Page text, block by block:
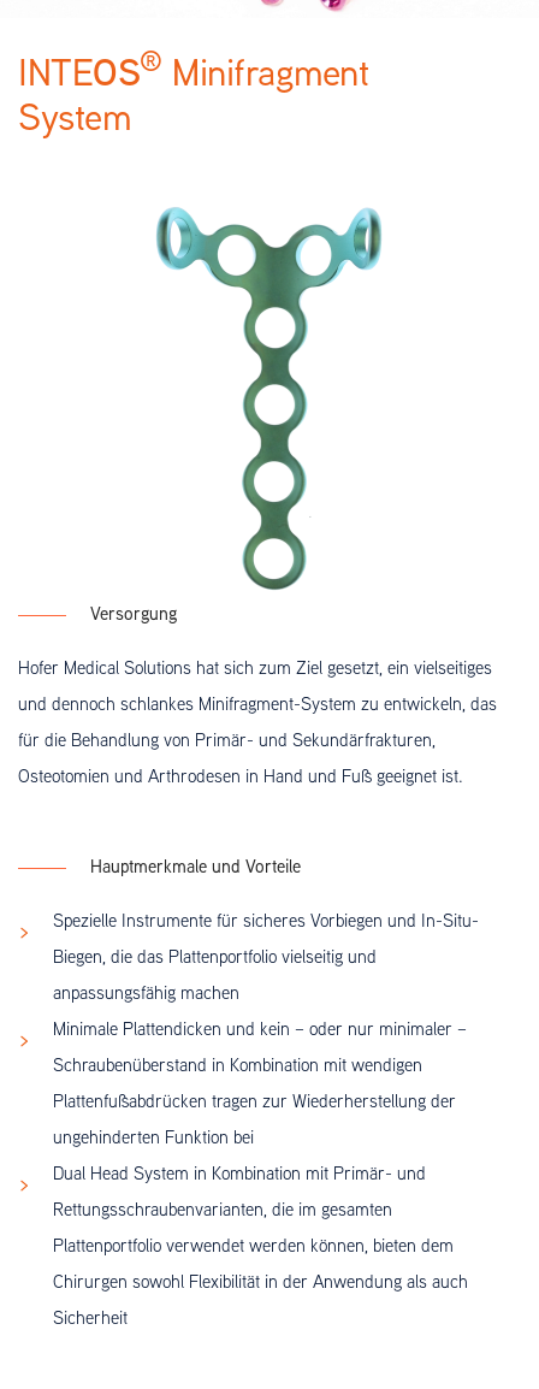
INTEOS® Minifragment
System
Versorgung
Hofer Medical Solutions hat sich zum Ziel gesetzt, ein vielseitiges
und dennoch schlankes Minifragment-System zu entwickeln, das
für die Behandlung von Primär- und Sekundärfrakturen,
Osteotomien und Arthrodesen in Hand und Fuß geeignet ist.
Hauptmerkmale und Vorteile
Spezielle Instrumente für sicheres Vorbiegen und In-Situ-
Biegen, die das Plattenportfolio vielseitig und
anpassungsfähig machen
Minimale Plattendicken und kein – oder nur minimaler –
Schraubenüberstand in Kombination mit wendigen
Plattenfußabdrücken tragen zur Wiederherstellung der
ungehinderten Funktion bei
Dual Head System in Kombination mit Primär- und
Rettungsschraubenvarianten, die im gesamten
Plattenportfolio verwendet werden können, bieten dem
Chirurgen sowohl Flexibilität in der Anwendung als auch
Sicherheit